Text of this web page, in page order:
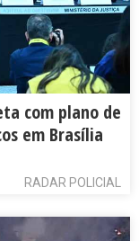
com plano de
em Brasília
RADAR POLICIAL